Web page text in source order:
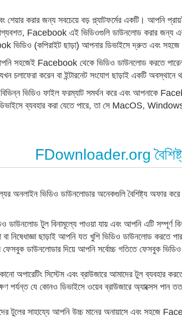
শেয়ার করার জন্য সবচেয়ে বড় প্ল্যাটফর্মের একটি। আপনি
Facebook এই ভিডিওগুলি ডাউনলোড করার জন্য
ভিডিও (কপিরাইট ছাড়া) আপনার ডিভাইসে দ্রুত এবং
Facebook থেকে ভিডিও ডাউনলোড করতে পারেন
চলাফেরা করেন বা ইন্টারনেট সংযোগ ছাড়াই একটি অবস্থানে
বিভিন্ন ভিডিও ফাইল ফরম্যাট সমর্থন করে এবং আপনাকে
ব্যবহার করা যেতে পারে, তা সে MacOS,
FDownloader.org
অনলাইন ভিডিও ডাউনলোডার অনেকগুলি বৈশিষ্ট্য অফার
ডাউনলোড টুল বিনামূল্যে পাওয়া যায় এবং আপনি এটি সম্পূর্ণ
বা নিষেধাজ্ঞা ছাড়াই আপনি যত খুশি ভিডিও ডাউনলোড করতে
ফেসবুক ডাউনলোডার দিয়ে আপনি সর্বোচ্চ গতিতে ফেসবুক
অপারেটিং সিস্টেম এবং ব্রাউজারে আমাদের টুল ব্যবহার
পর্যন্ত যে কোনও ডিভাইসে ওয়েব ব্রাউজারে অ্যাক্সেস
টুলের সাহায্যে আপনি উচ্চ মানের অনায়াসে এবং সহজে